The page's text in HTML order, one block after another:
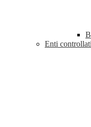
Enti controllati